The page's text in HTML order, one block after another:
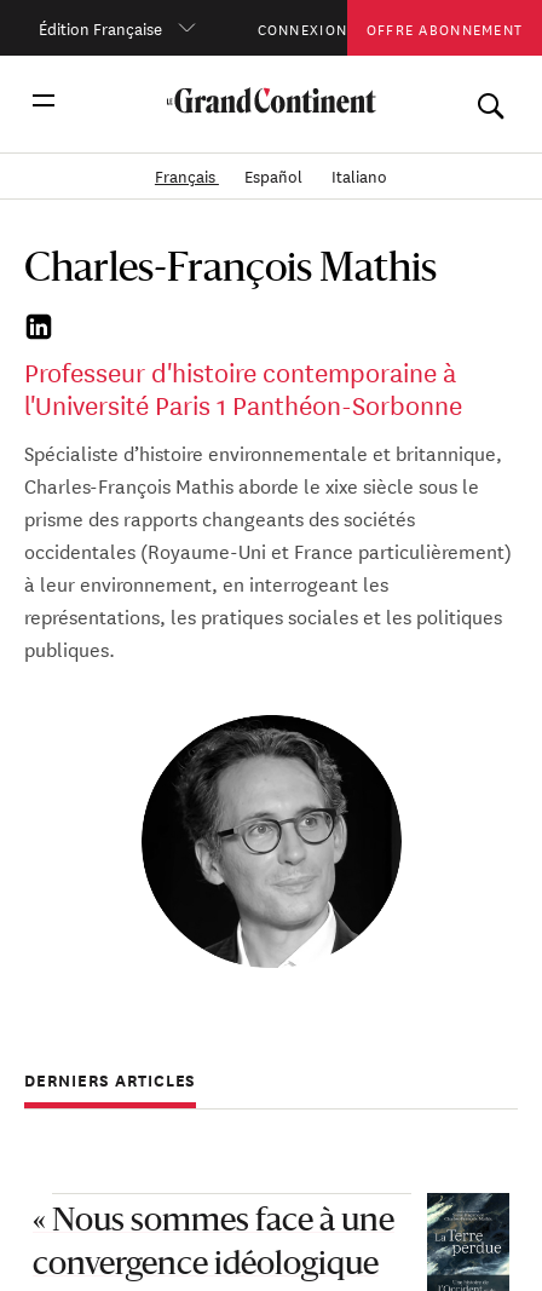
Édition Française CONNEXION OFFRE ABONNEMENT
Français Español Italiano
Charles-François Mathis
Professeur d'histoire contemporaine à
l'Université Paris 1 Panthéon-Sorbonne
Spécialiste d’histoire environnementale et britannique,
Charles-François Mathis aborde le xixe siècle sous le
prisme des rapports changeants des sociétés
occidentales (Royaume-Uni et France particulièrement)
à leur environnement, en interrogeant les
représentations, les pratiques sociales et les politiques
publiques.
DERNIERS ARTICLES
« Nous sommes face à une
convergence idéologique